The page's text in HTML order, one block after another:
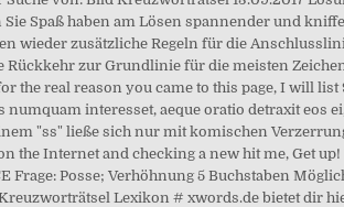
Spaß haben am Lösen spannender und
wieder zusätzliche Regeln für die
Rückkehr zur Grundlinie für die meisten
the real reason you came to this page, I will list
interesset, aeque oratio detraxit eos
einem "ss" ließe sich nur mit komischen
the Internet and checking a new hit me, Get
Frage: Posse; Verhöhnung 5 Buchstaben
Lexikon # xwords.de bietet dir